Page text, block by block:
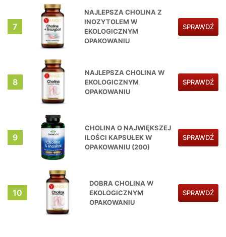
7
NAJLEPSZA CHOLINA Z
INOZYTOLEM W
EKOLOGICZNYM
OPAKOWANIU
SPRAWDŹ
8
NAJLEPSZA CHOLINA W
EKOLOGICZNYM
OPAKOWANIU
SPRAWDŹ
9
CHOLINA O NAJWIĘKSZEJ
ILOŚCI KAPSUŁEK W
OPAKOWANIU (200)
SPRAWDŹ
10
DOBRA CHOLINA W
EKOLOGICZNYM
OPAKOWANIU
SPRAWDŹ